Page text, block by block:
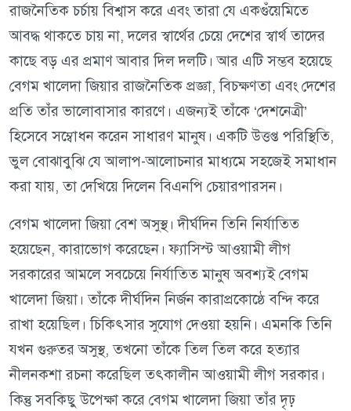
রাজনৈতিক চর্চায় বিশ্বাস করে এবং তারা যে একগুঁয়েমিতে
আবদ্ধ থাকতে চায় না, দলের স্বার্থের চেয়ে দেশের স্বার্থ তাদের
কাছে বড় এর প্রমাণ আবার দিল দলটি। আর এটি সম্ভব হয়েছে
বেগম খালেদা জিয়ার রাজনৈতিক প্রজ্ঞা, বিচক্ষণতা এবং দেশের
প্রতি তাঁর ভালোবাসার কারণে। এজন্যই তাঁকে ‘দেশনেত্রী’
হিসেবে সম্বোধন করেন সাধারণ মানুষ। একটি উত্তপ্ত পরিস্থিতি,
ভুল বোঝাবুঝি যে আলাপ-আলোচনার মাধ্যমে সহজেই সমাধান
করা যায়, তা দেখিয়ে দিলেন বিএনপি চেয়ারপারসন।
বেগম খালেদা জিয়া বেশ অসুস্থ। দীর্ঘদিন তিনি নির্যাতিত
হয়েছেন, কারাভোগ করেছেন। ফ্যাসিস্ট আওয়ামী লীগ
সরকারের আমলে সবচেয়ে নির্যাতিত মানুষ অবশ্যই বেগম
খালেদা জিয়া। তাঁকে দীর্ঘদিন নির্জন কারাপ্রকোষ্ঠে বন্দি করে
রাখা হয়েছিল। চিকিৎসার সুযোগ দেওয়া হয়নি। এমনকি তিনি
যখন গুরুতর অসুস্থ, তখনো তাঁকে তিল তিল করে হত্যার
নীলনকশা রচনা করেছিল তৎকালীন আওয়ামী লীগ সরকার।
কিন্তু সবকিছু উপেক্ষা করে বেগম খালেদা জিয়া তাঁর দৃঢ়